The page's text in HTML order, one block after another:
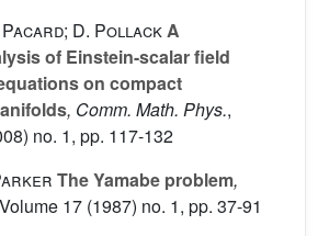
Pacard; D. PollackA
of Einstein-scalar field
on compact
, Comm. Math. Phys.,
no. 1, pp. 117-132
The Yamabe problem,
17 (1987) no. 1, pp. 37-91